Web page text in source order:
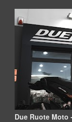
Due Ruote